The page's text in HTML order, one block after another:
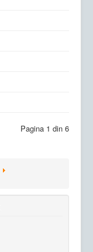
Pagina 1 din 6